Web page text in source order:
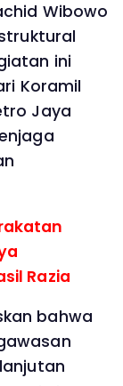
Wibowo
ini
Koramil
Jaya
Razia
bahwa